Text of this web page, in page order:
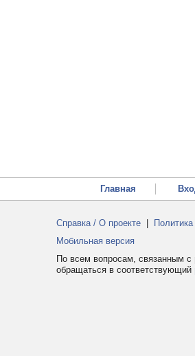
Главная
Справка / О проекте
Мобильная версия
По всем вопросам, связанным с
обращаться в соответствующий